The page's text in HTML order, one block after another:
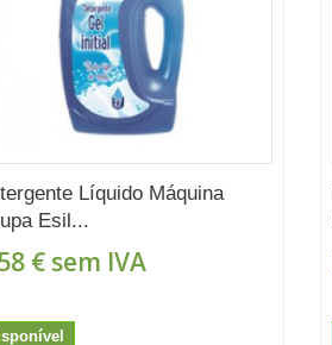
Líquido Máquina
Esil...
€sem IVA